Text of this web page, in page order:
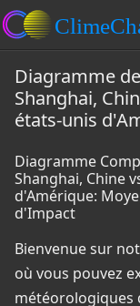
Diagramme
Shanghai,
états-unis
Diagramme
Shanghai, Chine
d'Amérique:
d'Impact
Bienvenue sur
où vous pouvez
météorologiques